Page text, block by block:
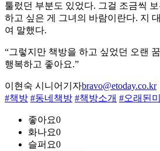
툴렀던 부분도 있었다. 그걸 조금씩
하고 싶은 게 그녀의 바람이란다. 지
여 말했다.
“그렇지만 책방을 하고 싶었던 오랜
행복하고 좋아요.”
이현숙 시니어기자bravo@etoday.co.kr
#책방 #동네책방 #책방소개 #오래된
좋아요0
화나요0
슬퍼요0